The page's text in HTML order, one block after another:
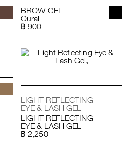
BROW GEL
Oural
฿ 900
LIGHT REFLECTING
EYE & LASH GEL
LIGHT REFLECTING
EYE & LASH GEL
฿ 2,250